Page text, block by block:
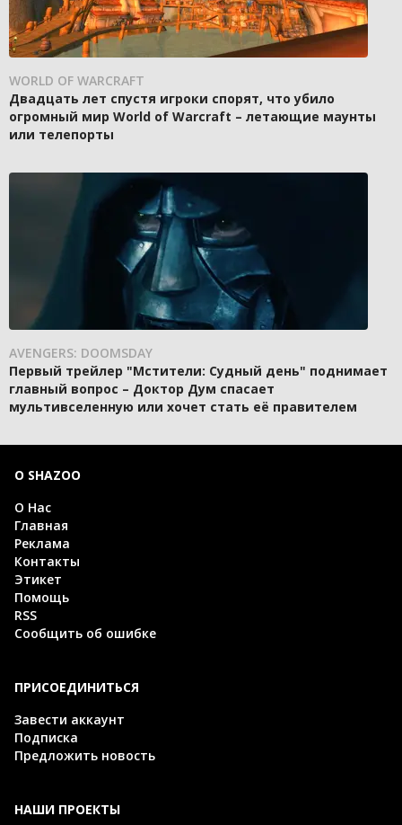
WORLD OF WARCRAFT
Двадцать лет спустя игроки спорят, что убило
огромный мир World of Warcraft – летающие маунты
или телепорты
AVENGERS: DOOMSDAY
Первый трейлер "Мстители: Судный день" поднимает
главный вопрос – Доктор Дум спасает
мультивселенную или хочет стать её правителем
О SHAZOO
О Нас
Главная
Реклама
Контакты
Этикет
Помощь
RSS
Сообщить об ошибке
ПРИСОЕДИНИТЬСЯ
Завести аккаунт
Подписка
Предложить новость
НАШИ ПРОЕКТЫ